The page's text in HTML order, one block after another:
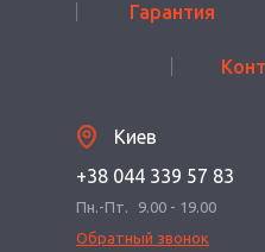
Гарантия
Киев
+38 044 339 57 83
Пн.-Пт.
9.00 - 19.00
Обратный звонок